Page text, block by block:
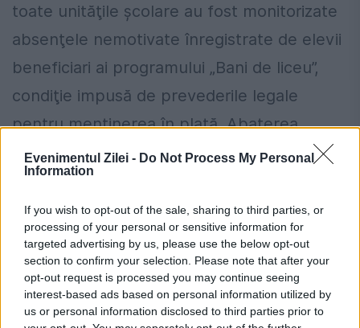
Evenimentul Zilei - Do Not Process My Personal
Information
If you wish to opt-out of the sale, sharing to third parties, or
processing of your personal or sensitive information for
targeted advertising by us, please use the below opt-out
section to confirm your selection. Please note that after your
opt-out request is processed you may continue seeing
interest-based ads based on personal information utilized by
us or personal information disclosed to third parties prior to
toate unităţile şcolare au fost monitorizate
absenţele nemotivate înregistrate de elevii
beneficiari ai programului „Bani de liceu”,
condiţie impusă de prevederile legale
pentru menţinerea în plată. Abaterea
respectivă a condus laplata ajutorului
financiar în sumă estimativă de 207.537 lei
unor elevi pentru care sprijinul financiar
trebuia să fie sistat ca urmare a cumulării
unui număr de cel puţin 20 de absenţe
nemotivate. Astfel de situaţii au fost
constatate la unităţile şcolare verificate din